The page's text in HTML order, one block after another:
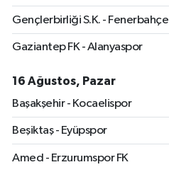
Gençlerbirliği S.K. - Fenerbahçe
Gaziantep FK - Alanyaspor
16 Ağustos, Pazar
Başakşehir - Kocaelispor
Beşiktaş - Eyüpspor
Amed - Erzurumspor FK